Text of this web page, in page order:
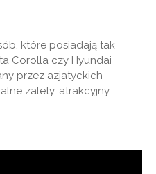
które posiadają tak
Corolla czy Hyundai
przez azjatyckich
zalety, atrakcyjny